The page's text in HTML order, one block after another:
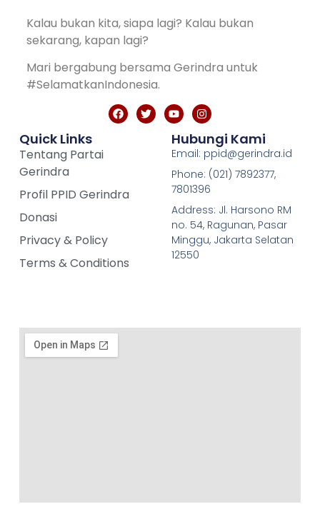
Kalau bukan kita, siapa lagi? Kalau bukan
sekarang, kapan lagi?
Mari bergabung bersama Gerindra untuk
#SelamatkanIndonesia.
Quick Links
Tentang Partai
Gerindra
Profil PPID Gerindra
Donasi
Privacy & Policy
Terms & Conditions
Hubungi Kami
Email: ppid@gerindra.id
Phone: (021) 7892377,
7801396
Address: Jl. Harsono RM
no. 54, Ragunan, Pasar
Minggu, Jakarta Selatan
12550